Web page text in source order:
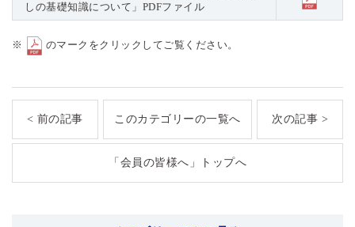
しの基礎知識について」PDFファイル
※ のマークをクリックしてご覧ください。
< 前の記事 このカテゴリーの一覧へ 次の記事 >
「会員の皆様へ」トップへ